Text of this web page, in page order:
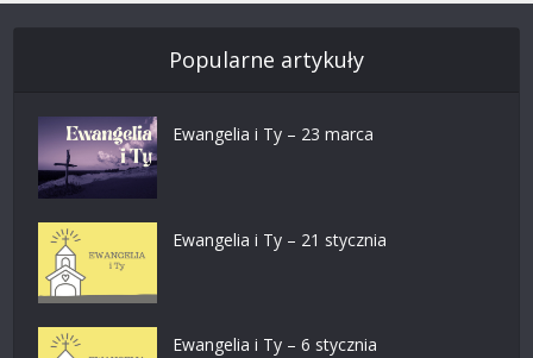
Popularne artykuły
Ewangelia i Ty – 23 marca
Ewangelia i Ty – 21 stycznia
Ewangelia i Ty – 6 stycznia